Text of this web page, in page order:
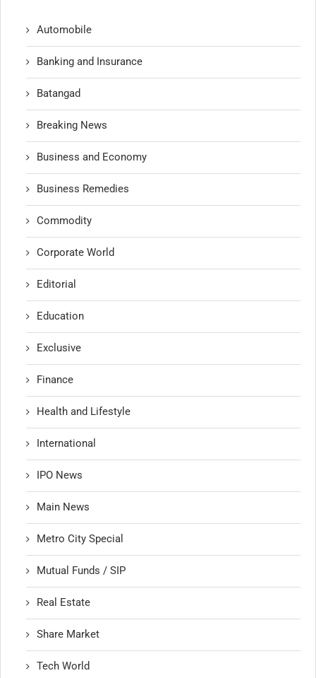
Automobile
Banking and Insurance
Batangad
Breaking News
Business and Economy
Business Remedies
Commodity
Corporate World
Editorial
Education
Exclusive
Finance
Health and Lifestyle
International
IPO News
Main News
Metro City Special
Mutual Funds / SIP
Real Estate
Share Market
Tech World